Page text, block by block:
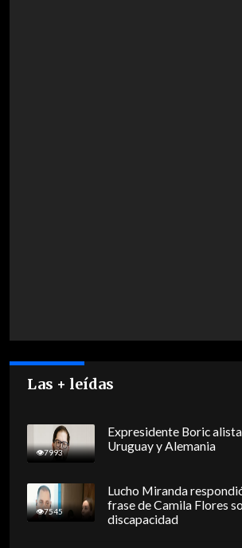
Las + leídas
7993
Expresidente Boric
Uruguay y Alemania
7545
Lucho Miranda
frase de Camila Flores
discapacidad